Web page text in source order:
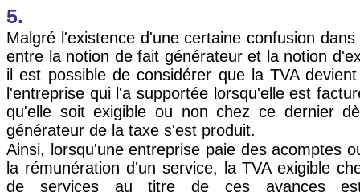
5.
Malgré l'existence d'une certaine confusion
entre la notion de fait générateur et la notion
il est possible de considérer que la TVA
l'entreprise qui l'a supportée lorsqu'elle est
qu'elle soit exigible ou non chez ce dernier
générateur de la taxe s'est produit.
Ainsi, lorsqu'une entreprise paie des acomptes
la rémunération d'un service, la TVA exigible
de services au titre de ces avances est